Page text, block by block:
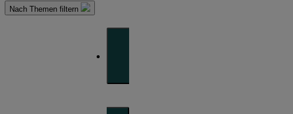
Nach Themen filtern